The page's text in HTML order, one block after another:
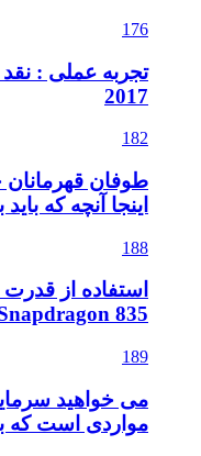
176
2017
182
اینجا آنچه که باید
188
835
189
می خواهید
مواردی است که